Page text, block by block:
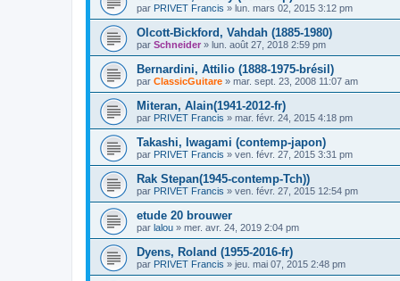
par PRIVET Francis » lun. mars 02, 2015 3:12 pm
Olcott-Bickford, Vahdah (1885-1980)
par Schneider » lun. août 27, 2018 2:59 pm
Bernardini, Attilio (1888-1975-brésil)
par ClassicGuitare » mar. sept. 23, 2008 11:07 am
Miteran, Alain(1941-2012-fr)
par PRIVET Francis » mar. févr. 24, 2015 4:18 pm
Takashi, Iwagami (contemp-japon)
par PRIVET Francis » ven. févr. 27, 2015 3:31 pm
Rak Stepan(1945-contemp-Tch))
par PRIVET Francis » ven. févr. 27, 2015 12:54 pm
etude 20 brouwer
par lalou » mer. avr. 24, 2019 2:04 pm
Dyens, Roland (1955-2016-fr)
par PRIVET Francis » jeu. mai 07, 2015 2:48 pm